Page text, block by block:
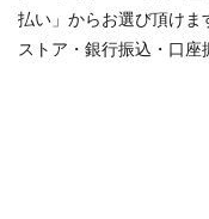
払い」からお選び頂け
ストア・銀行振込・口